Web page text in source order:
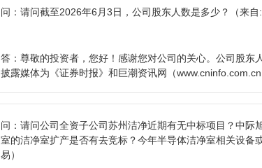
问： 请问截至2026年6月3日，公司股东人数是多少？ （来
答： 尊敬的投资者，您好！感谢您对公司的关心。公司股东
披露媒体为《证券时报》和巨潮资讯网（www.cninfo.com.cn
问： 请问公司全资子公司苏州洁净近期有无中标项目？中际
室的洁净室扩产是否有去竞标？今年半导体洁净室相关设备
易）